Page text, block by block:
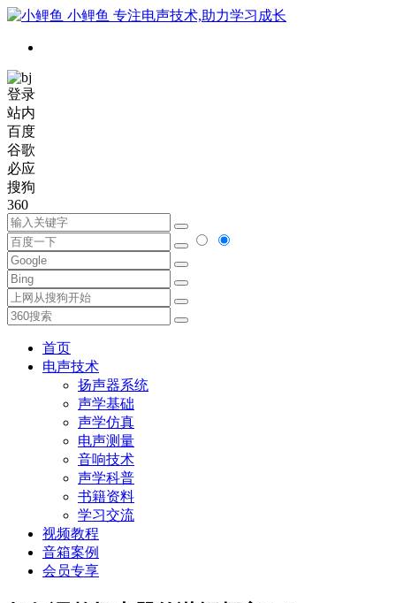
小鲤鱼 专注电声技术,助力学习成长
登录
站内
百度
谷歌
必应
搜狗
360
首页
电声技术
扬声器系统
声学基础
声学仿真
电声测量
音响技术
声学科普
书籍资料
学习交流
视频教程
音箱案例
会员专享